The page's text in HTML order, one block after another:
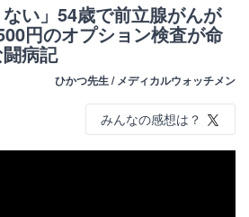
ない」54歳で前立腺がんが
円のオプション検査が命
病記
ひかつ先生 / メディカルウォッチメン
みんなの感想は？